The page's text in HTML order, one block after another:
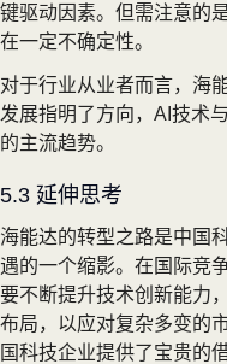
键驱动因素。但需注意的
在一定不确定性。
对于行业从业者而言，海
发展指明了方向，AI技术
的主流趋势。
5.3 延伸思考
海能达的转型之路是中国
遇的一个缩影。在国际竞
要不断提升技术创新能力
布局，以应对复杂多变的
国科技企业提供了宝贵的